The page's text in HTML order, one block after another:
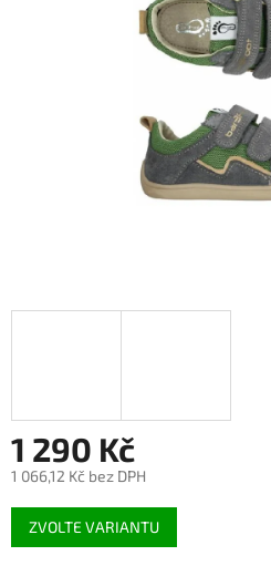
1 290 Kč
1 066,12 Kč bez DPH
Měrná
cena:
ZVOLTE VARIANTU